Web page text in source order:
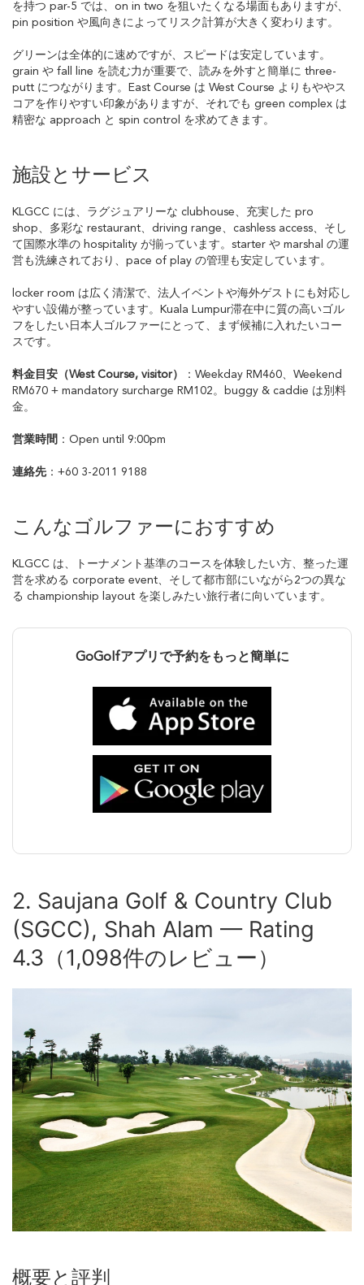
を持つ par-5 では、on in two を狙いたくなる場面もありますが、
pin position や風向きによってリスク計算が大きく変わります。
グリーンは全体的に速めですが、スピードは安定しています。
grain や fall line を読む力が重要で、読みを外すと簡単に three-
putt につながります。East Course は West Course よりもややス
コアを作りやすい印象がありますが、それでも green complex は
精密な approach と spin control を求めてきます。
施設とサービス
KLGCC には、ラグジュアリーな clubhouse、充実した pro
shop、多彩な restaurant、driving range、cashless access、そし
て国際水準の hospitality が揃っています。starter や marshal の運
営も洗練されており、pace of play の管理も安定しています。
locker room は広く清潔で、法人イベントや海外ゲストにも対応し
やすい設備が整っています。Kuala Lumpur滞在中に質の高いゴル
フをしたい日本人ゴルファーにとって、まず候補に入れたいコー
スです。
料金目安（West Course, visitor）
：Weekday RM460、Weekend
RM670 + mandatory surcharge RM102。buggy & caddie は別料
金。
営業時間 ：Open until 9:00pm
連絡先：+60 3-2011 9188
こんなゴルファーにおすすめ
KLGCC は、トーナメント基準のコースを体験したい方、整った運
営を求める corporate event、そして都市部にいながら2つの異な
る championship layout を楽しみたい旅行者に向いています。
GoGolfアプリで予約をもっと簡単に
2. Saujana Golf & Country Club
(SGCC), Shah Alam — Rating
4.3（1,098件のレビュー）
概要と評判